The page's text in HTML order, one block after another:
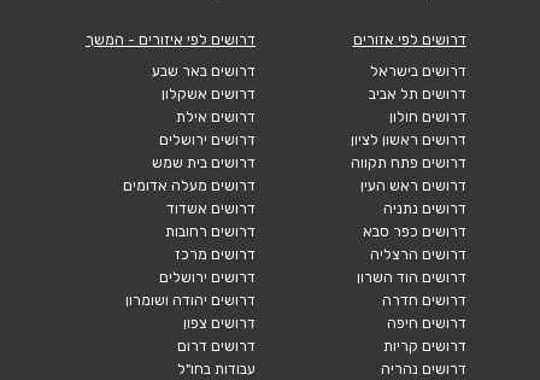
דרושים לפי אזורים
דרושים בישראל
דרושים תל אביב
דרושים חולון
דרושים ראשון לציון
דרושים פתח תקווה
דרושים ראש העין
דרושים נתניה
דרושים כפר סבא
דרושים הרצליה
דרושים הוד השרון
דרושים חדרה
דרושים חיפה
דרושים קריות
דרושים נהריה
דרושים לפי איזורים - המשך
דרושים באר שבע
דרושים אשקלון
דרושים אילת
דרושים ירושלים
דרושים בית שמש
דרושים מעלה אדומים
דרושים אשדוד
דרושים רחובות
דרושים מרכז
דרושים ירושלים
דרושים יהודה ושומרון
דרושים צפון
דרושים דרום
עבודות בחו"ל